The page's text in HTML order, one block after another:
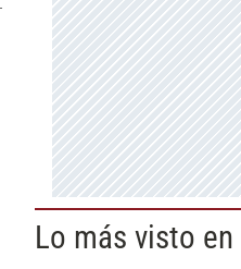
Lo más visto en